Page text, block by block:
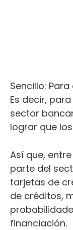
Sencillo:
Es decir,
sector
lograr que
Así que,
parte del
tarjetas de
de créditos,
financiación.